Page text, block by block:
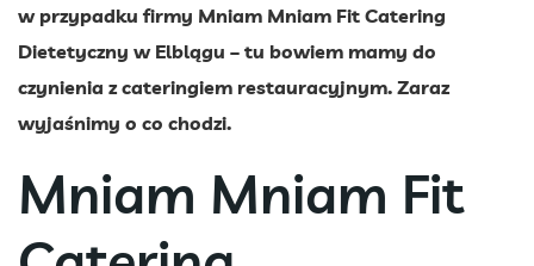
w przypadku firmy Mniam Mniam Fit Catering
Dietetyczny w Elblągu – tu bowiem mamy do
czynienia z cateringiem restauracyjnym. Zaraz
wyjaśnimy o co chodzi.
Mniam Mniam Fit